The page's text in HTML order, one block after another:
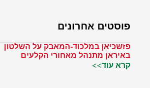
פוסטים אחרונים
פזשכיאן במלכוד-המאבק על השלטון
באיראן מתנהל מאחורי הקלעים
קרא עוד>>